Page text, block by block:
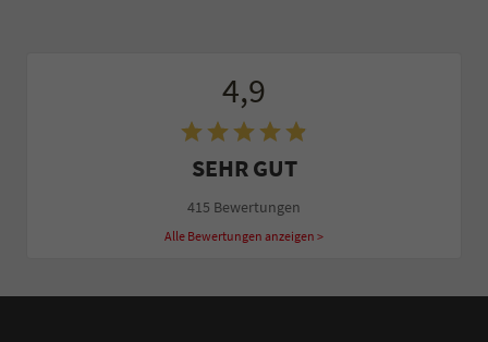
4,9
SEHR GUT
415 Bewertungen
Alle Bewertungen anzeigen >